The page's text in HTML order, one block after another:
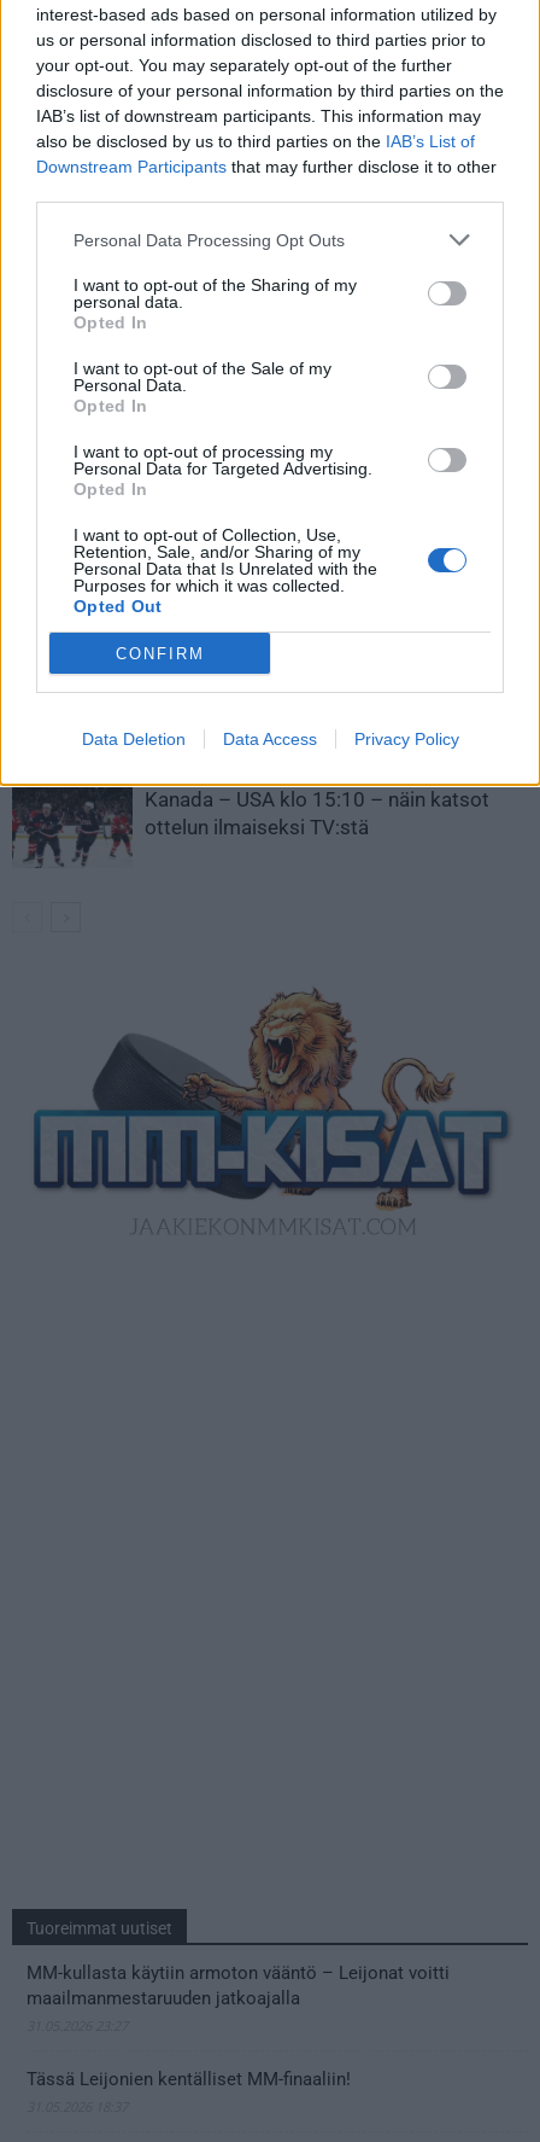
interest-based ads based on personal information utilized by
us or personal information disclosed to third parties prior to
your opt-out. You may separately opt-out of the further
disclosure of your personal information by third parties on the
IAB’s list of downstream participants. This information may
also be disclosed by us to third parties on the IAB’s List of
Downstream Participants that may further disclose it to other
Personal Data Processing Opt Outs
I want to opt-out of the Sharing of my
personal data.
Opted In
I want to opt-out of the Sale of my
Personal Data.
Opted In
I want to opt-out of processing my
Personal Data for Targeted Advertising.
Opted In
I want to opt-out of Collection, Use,
Retention, Sale, and/or Sharing of my
Personal Data that Is Unrelated with the
Purposes for which it was collected.
Opted Out
CONFIRM
Data Deletion Data Access Privacy Policy
Edellinen artikkeli
KalPan kotisuorittaminen
kiinni suorassa
pudotuspelipaikassa
vieraspelaamisen ansiosta
Seuraava artikkeli
maajoukkueuran viimeinen
LIITTYVÄT ARTIKKELIT
Leijonat julkisti ketjut Sveitsi-peliin –
Aleksander Barkov tekee paluun
Venäläisveskari sekosi Suomen 2.
50 jäähyminuuttia
Kanada – USA klo 15:10 – näin katsot
ottelun ilmaiseksi TV:stä
Tuoreimmat uutiset
MM-kullasta käytiin armoton vääntö – Leijonat voitti
maailmanmestaruuden jatkoajalla
Tässä Leijonien kentälliset MM-finaaliin!